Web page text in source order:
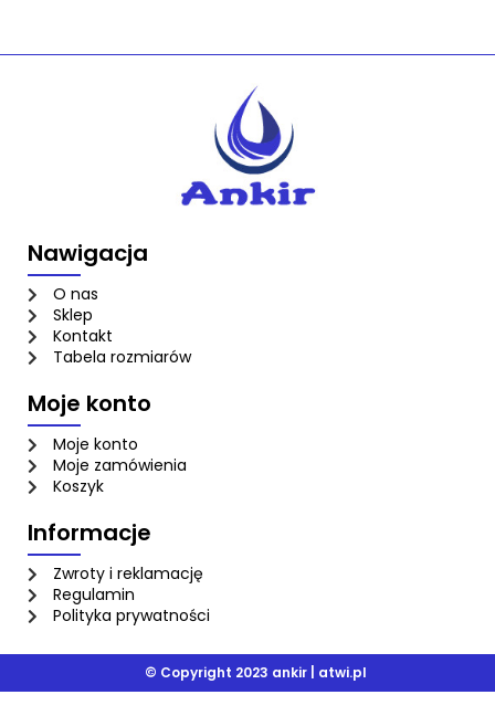
Nawigacja
O nas
Sklep
Kontakt
Tabela rozmiarów
Moje konto
Moje konto
Moje zamówienia
Koszyk
Informacje
Zwroty i reklamację
Regulamin
Polityka prywatności
© Copyright 2023 ankir | atwi.pl